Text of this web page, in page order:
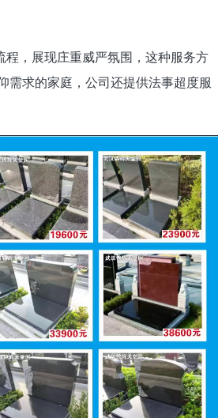
，展现庄重威严氛围，这种服务方
需求的家庭，公司还提供法事超度服